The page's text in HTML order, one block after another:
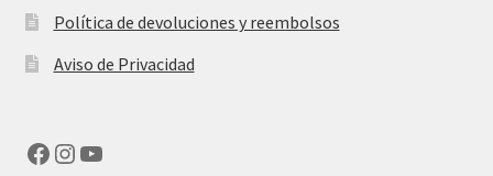
Política de devoluciones y reembolsos
Aviso de Privacidad
Facebook
Instagram
YouTube